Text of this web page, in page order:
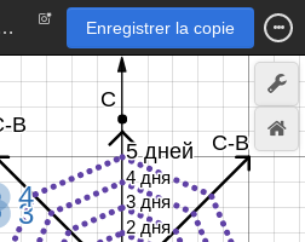
согласно данным из таблицы Enregistrer la copie